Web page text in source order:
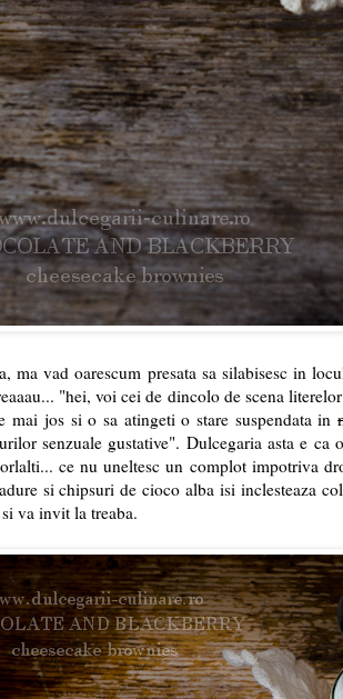
ma vad oarescum presata sa silabisesc in
"hei, voi cei de dincolo de scena
mai jos si o sa atingeti o stare suspendata in
senzuale gustative". Dulcegaria asta e ca
ce nu uneltesc un complot impotriva
si chipsuri de cioco alba isi inclesteaza
va invit la treaba.